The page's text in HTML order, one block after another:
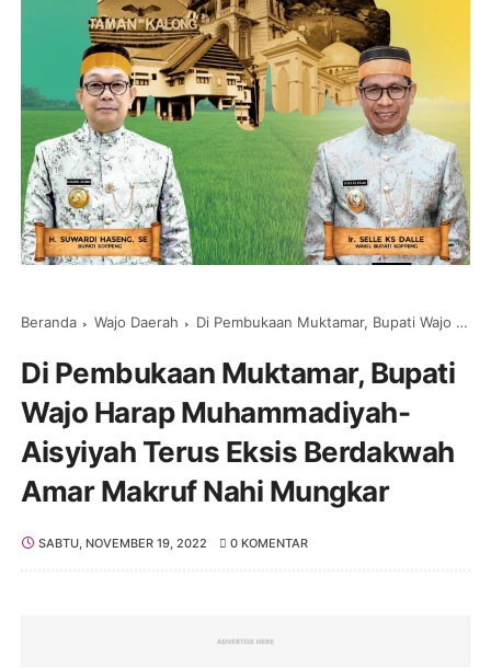
Beranda Wajo Daerah Di Pembukaan Muktamar, Bupati Wajo Harap Muhammadiyah-Aisyiyah Terus Eksis Berdakwah Amar Makruf Nahi Mungkar
Di Pembukaan Muktamar, Bupati
Wajo Harap Muhammadiyah-
Aisyiyah Terus Eksis Berdakwah
Amar Makruf Nahi Mungkar
SABTU, NOVEMBER 19, 2022 0 KOMENTAR